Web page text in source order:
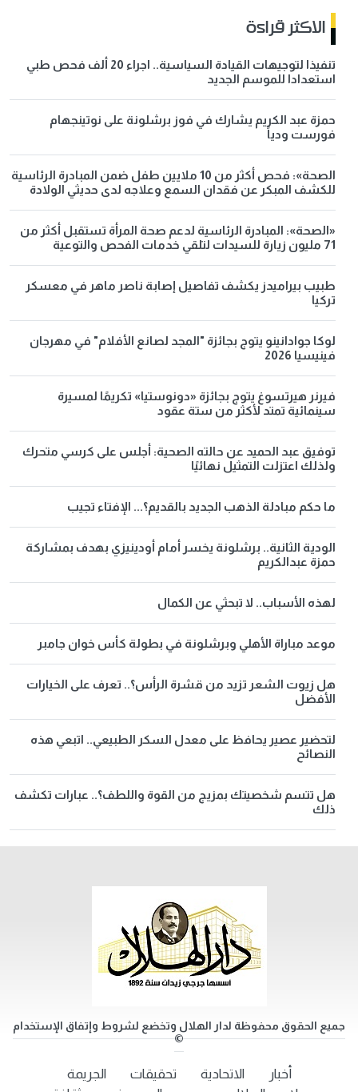
الاكثر قراءة
تنفيذا لتوجيهات القيادة السياسية.. اجراء 20 ألف فحص طبي
استعدادا للموسم الجديد
حمزة عبد الكريم يشارك في فوز برشلونة على نوتينجهام
فورست ودياً
الصحة»: فحص أكثر من 10 ملايين طفل ضمن المبادرة الرئاسية
للكشف المبكر عن فقدان السمع وعلاجه لدى حديثي الولادة
«الصحة»: المبادرة الرئاسية لدعم صحة المرأة تستقبل أكثر من
71 مليون زيارة للسيدات لتلقي خدمات الفحص والتوعية
طبيب بيراميدز يكشف تفاصيل إصابة ناصر ماهر في معسكر
تركيا
لوكا جوادانينو يتوج بجائزة "المجد لصانع الأفلام" في مهرجان
فينيسيا 2026
فيرنر هيرتسوغ يتوج بجائزة «دونوستيا» تكريمًا لمسيرة
سينمائية تمتد لأكثر من ستة عقود
توفيق عبد الحميد عن حالته الصحية: أجلس على كرسي متحرك
ولذلك اعتزلت التمثيل نهائيًا
ما حكم مبادلة الذهب الجديد بالقديم؟... الإفتاء تجيب
الودية الثانية.. برشلونة يخسر أمام أودينيزي بهدف بمشاركة
حمزة عبدالكريم
لهذه الأسباب.. لا تبحثي عن الكمال
موعد مباراة الأهلي وبرشلونة في بطولة كأس خوان جامبر
هل زيوت الشعر تزيد من قشرة الرأس؟.. تعرف على الخيارات
الأفضل
لتحضير عصير يحافظ على معدل السكر الطبيعي.. اتبعي هذه
النصائح
هل تتسم شخصيتك بمزيج من القوة واللطف؟.. عبارات تكشف
ذلك
جميع الحقوق محفوظة لدار الهلال وتخضع لشروط وإتفاق الإستخدام
©
أخبار الاتحادية تحقيقات
الجريمة